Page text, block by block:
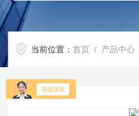
当前位置：首页 / 产品中心